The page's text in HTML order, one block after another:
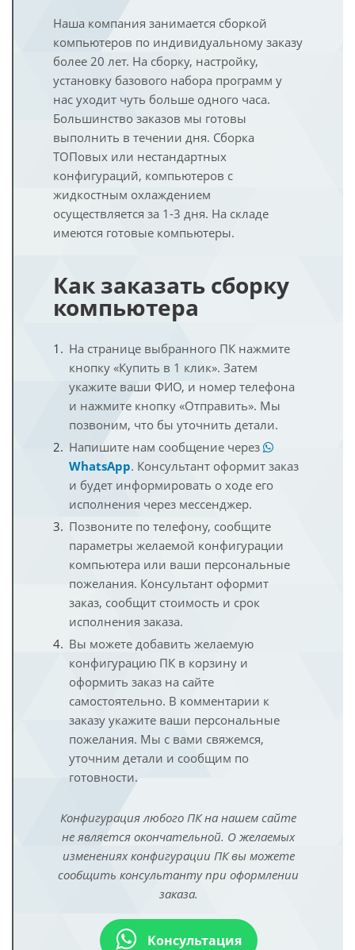
Наша компания занимается сборкой
компьютеров по индивидуальному заказу
более 20 лет. На сборку, настройку,
установку базового набора программ у
нас уходит чуть больше одного часа.
Большинство заказов мы готовы
выполнить в течении дня. Сборка
ТОПовых или нестандартных
конфигураций, компьютеров с
жидкостным охлаждением
осуществляется за 1-3 дня. На складе
имеются готовые компьютеры.
Как заказать сборку
компьютера
На странице выбранного ПК нажмите
кнопку «Купить в 1 клик». Затем
укажите ваши ФИО, и номер телефона
и нажмите кнопку «Отправить». Мы
позвоним, что бы уточнить детали.
Напишите нам сообщение через
WhatsApp. Консультант оформит заказ
и будет информировать о ходе его
исполнения через мессенджер.
Позвоните по телефону, сообщите
параметры желаемой конфигурации
компьютера или ваши персональные
пожелания. Консультант оформит
заказ, сообщит стоимость и срок
исполнения заказа.
Вы можете добавить желаемую
конфигурацию ПК в корзину и
оформить заказ на сайте
самостоятельно. В комментарии к
заказу укажите ваши персональные
пожелания. Мы с вами свяжемся,
уточним детали и сообщим по
готовности.
Конфигурация любого ПК на нашем сайте
не является окончательной. О желаемых
изменениях конфигурации ПК вы можете
сообщить консультанту при оформлении
заказа.
Консультация